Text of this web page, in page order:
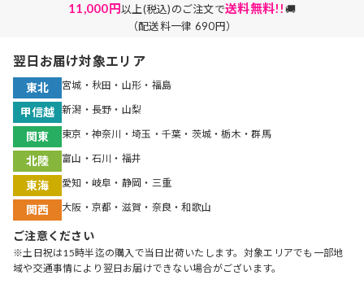
11,000円以上(税込)のご注文で送料無料!!🚚
（配送料一律 690円）
翌日お届け対象エリア
東北 宮城・秋田・山形・福島
甲信越 新潟・長野・山梨
関東 東京・神奈川・埼玉・千葉・茨城・栃木・群馬
北陸 富山・石川・福井
東海 愛知・岐阜・静岡・三重
関西 大阪・京都・滋賀・奈良・和歌山
ご注意ください
※土日祝は15時半迄の購入で当日出荷いたします。対象エリアでも一部地
域や交通事情により翌日お届けできない場合がございます。